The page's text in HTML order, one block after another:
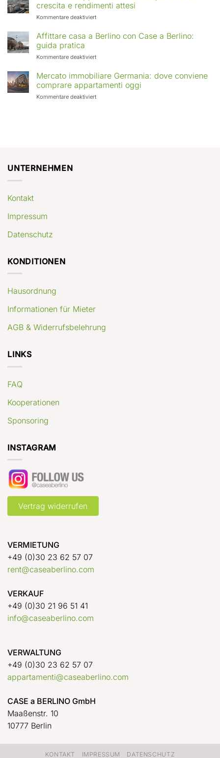
crescita e rendimenti attesi
Kommentare deaktiviertfür
in
Europa:
in
crescita
rendimenti
Affittare casa a Berlino con Case a Berlino:
guida pratica
Kommentare deaktiviertfür
casa
a
Berlino
con
Mercato immobiliare Germania: dove conviene
comprare appartamenti oggi
Kommentare deaktiviertfür
UNTERNEHMEN
Kontakt
Impressum
Datenschutz
KONDITIONEN
Hausordnung
Informationen für Mieter
AGB & Widerrufsbelehrung
LINKS
FAQ
Kooperationen
Sponsoring
INSTAGRAM
Vertrag widerrufen
VERMIETUNG
+49 (0)30 23 62 57 07
rent@caseaberlino.com
VERKAUF
+49 (0)30 21 96 51 41
info@caseaberlino.com
VERWALTUNG
+49 (0)30 23 62 57 07
appartamenti@caseaberlino.com
CASE a BERLINO GmbH
Maaßenstr. 10
10777 Berlin
KONTAKT IMPRESSUM DATENSCHUTZ